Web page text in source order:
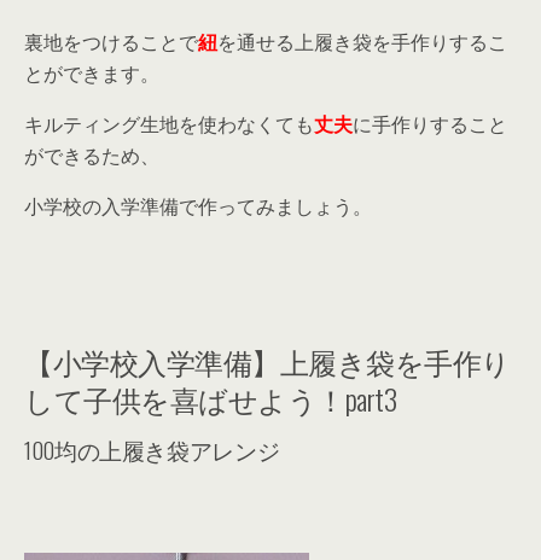
裏地をつけることで紐を通せる上履き袋を手作りするこ
とができます。
キルティング生地を使わなくても丈夫に手作りすること
ができるため、
小学校の入学準備で作ってみましょう。
【小学校入学準備】上履き袋を手作り
して子供を喜ばせよう！part3
100均の上履き袋アレンジ